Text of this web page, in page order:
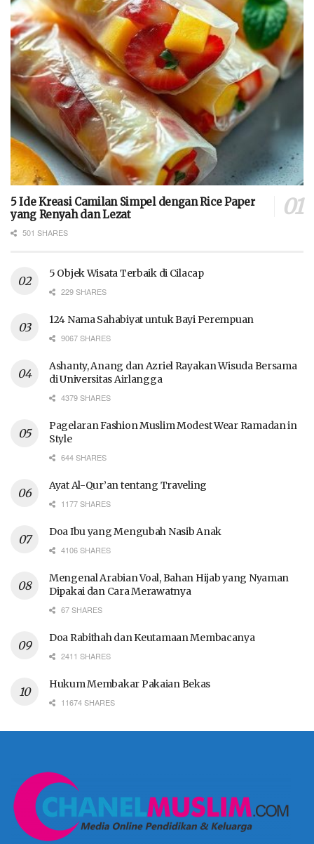
5 Ide Kreasi Camilan Simpel dengan Rice Paper
yang Renyah dan Lezat
501 SHARES
5 Objek Wisata Terbaik di Cilacap
229 SHARES
124 Nama Sahabiyat untuk Bayi Perempuan
9067 SHARES
Ashanty, Anang dan Azriel Rayakan Wisuda Bersama
di Universitas Airlangga
4379 SHARES
Pagelaran Fashion Muslim Modest Wear Ramadan in
Style
644 SHARES
Ayat Al-Qur’an tentang Traveling
1177 SHARES
Doa Ibu yang Mengubah Nasib Anak
4106 SHARES
Mengenal Arabian Voal, Bahan Hijab yang Nyaman
Dipakai dan Cara Merawatnya
67 SHARES
Doa Rabithah dan Keutamaan Membacanya
2411 SHARES
Hukum Membakar Pakaian Bekas
11674 SHARES